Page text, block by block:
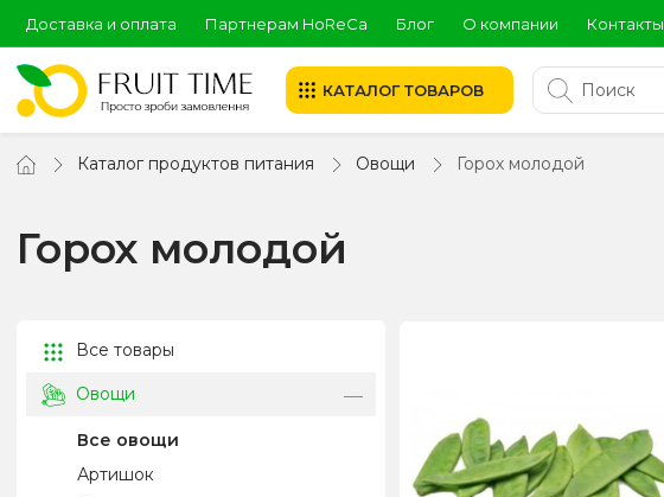
Доставка и оплата Партнерам HoReCa Блог О компании Контакты
КАТАЛОГ ТОВАРОВ
Каталог продуктов питания Овощи Горох молодой
Горох молодой
Все товары
Овощи
Все овощи
Артишок